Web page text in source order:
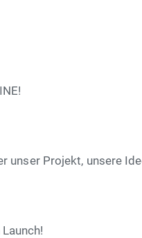
Projekt, unsere